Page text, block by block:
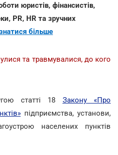
юристів, фінансистів,
PR, HR та зручних
більше
та травмувалися, до кого
статті 18 Закону «Про
підприємства, установи,
населених пунктів